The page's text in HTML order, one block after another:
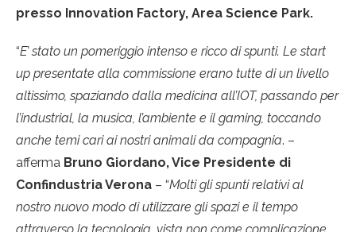
presso Innovation Factory, Area Science Park.
“E’ stato un pomeriggio intenso e ricco di spunti. Le start
up presentate alla commissione erano tutte di un livello
altissimo, spaziando dalla medicina all’IOT, passando per
l’industrial, la musica, l’ambiente e il gaming, toccando
anche temi cari ai nostri animali da compagnia. –
afferma Bruno Giordano, Vice Presidente di
Confindustria Verona – “Molti gli spunti relativi al
nostro nuovo modo di utilizzare gli spazi e il tempo